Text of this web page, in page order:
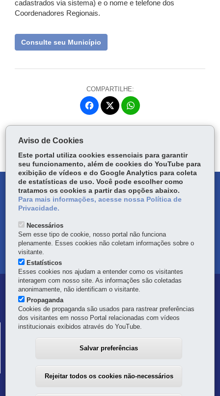
cadastrados via sistema) e o nome e telefone dos
Coordenadores Regionais.
Consulte seu Município
COMPARTILHE:
Fa
ce
Tw
p
MAPA DO SITE
DENUNCIE CORRUPÇÃO
OUVIDORIA
TRANSPARÊNCIA INSTITUCIONAL
Navegação
Principal
Defesa
Civil
COORDENADORIA ESTADUAL DA DEFESA CIVIL
Rua Jacy Loureiro de Campo, s/n°-80530-140
Aviso de Cookies
Este portal utiliza cookies essenciais para garantir
seu funcionamento, além de cookies do YouTube para
exibição de vídeos e do Google Analytics para coleta
de estatísticas de uso. Você pode escolher como
tratamos os cookies a partir das opções abaixo.
Para mais informações, acesse nossa Política de
Privacidade.
Necessários
Sem esse tipo de cookie, nosso portal não funciona
plenamente. Esses cookies não coletam informações sobre o
visitante.
Estatísticos
Esses cookies nos ajudam a entender como os visitantes
interagem com nosso site. As informações são coletadas
anonimamente, não identificam o visitante.
Propaganda
Cookies de propaganda são usados para rastrear preferências
dos visitantes em nosso Portal relacionadas com vídeos
institucionais exibidos através do YouTube.
Salvar preferências
Rejeitar todos os cookies não-necessários